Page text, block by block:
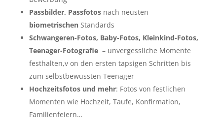
Passbilder, Passfotosnach neusten
biometrischenStandards
Schwangeren-Fotos, Baby-Fotos, Kleinkind-Fotos,
Teenager-Fotografie– unvergessliche Momente
festhalten,v on den ersten tapsigen Schritten bis
zum selbstbewussten Teenager
Hochzeitsfotos und mehr: Fotos von festlichen
Momenten wie Hochzeit, Taufe, Konfirmation,
Familienfeiern…